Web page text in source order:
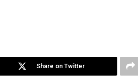
Share on Twitter